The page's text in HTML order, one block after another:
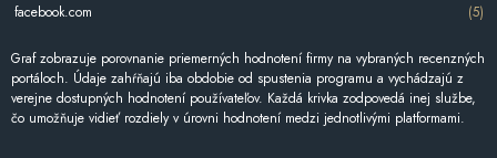
facebook.com
(5)
Graf zobrazuje porovnanie priemerných hodnotení firmy na vybraných recenzných
portáloch. Údaje zahŕňajú iba obdobie od spustenia programu a vychádzajú z
verejne dostupných hodnotení používateľov. Každá krivka zodpovedá inej službe,
čo umožňuje vidieť rozdiely v úrovni hodnotení medzi jednotlivými platformami.